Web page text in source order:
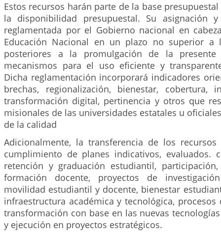
Estos recursos harán parte de la base
la disponibilidad presupuestal. Su asignación
reglamentada por el Gobierno nacional en
Educación Nacional en un plazo no superior a
posteriores a la promulgación de la presente
mecanismos para el uso eficiente y
Dicha reglamentación incorporará indicadores
brechas, regionalización, bienestar, cobertura,
transformación digital, pertinencia y otros que
misionales de las universidades estatales u
de la calidad
Adicionalmente, la transferencia de los
cumplimiento de planes indicativos, evaluados.
retención y graduación estudiantil,
formación docente, proyectos de
movilidad estudiantil y docente, bienestar
infraestructura académica y tecnológica,
transformación con base en las nuevas
y ejecución en proyectos estratégicos.